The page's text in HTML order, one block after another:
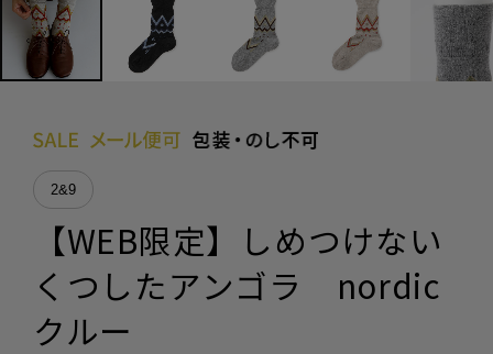
2&9
【WEB限定】しめつけない
くつしたアンゴラ nordic
クルー